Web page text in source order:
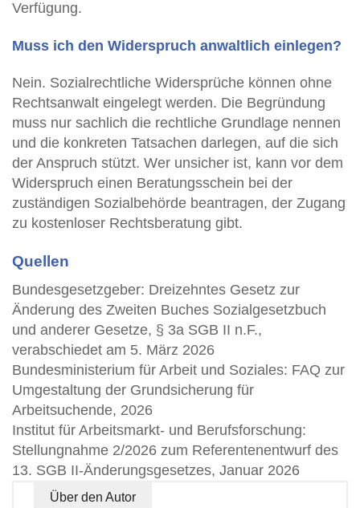
Verfügung.
Muss ich den Widerspruch anwaltlich einlegen?
Nein. Sozialrechtliche Widersprüche können ohne
Rechtsanwalt eingelegt werden. Die Begründung
muss nur sachlich die rechtliche Grundlage nennen
und die konkreten Tatsachen darlegen, auf die sich
der Anspruch stützt. Wer unsicher ist, kann vor dem
Widerspruch einen Beratungsschein bei der
zuständigen Sozialbehörde beantragen, der Zugang
zu kostenloser Rechtsberatung gibt.
Quellen
Bundesgesetzgeber: Dreizehntes Gesetz zur
Änderung des Zweiten Buches Sozialgesetzbuch
und anderer Gesetze, § 3a SGB II n.F.,
verabschiedet am 5. März 2026
Bundesministerium für Arbeit und Soziales: FAQ zur
Umgestaltung der Grundsicherung für
Arbeitsuchende, 2026
Institut für Arbeitsmarkt- und Berufsforschung:
Stellungnahme 2/2026 zum Referentenentwurf des
13. SGB II-Änderungsgesetzes, Januar 2026
Über den Autor